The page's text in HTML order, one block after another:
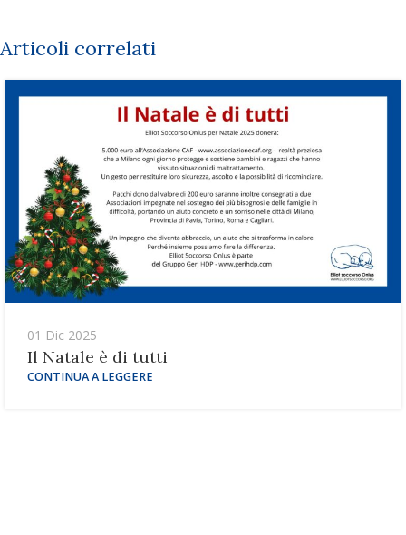
Articoli correlati
01 Dic 2025
Il Natale è di tutti
CONTINUA A LEGGERE